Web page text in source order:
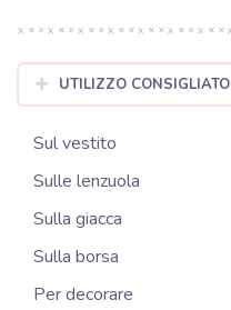
UTILIZZO CONSIGLIATO
Sul vestito
Sulle lenzuola
Sulla giacca
Sulla borsa
Per decorare